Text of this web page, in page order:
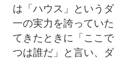
は「ハウス」という
一の実力を誇ってい
てきたときに「ここ
つは誰だ」と言い、